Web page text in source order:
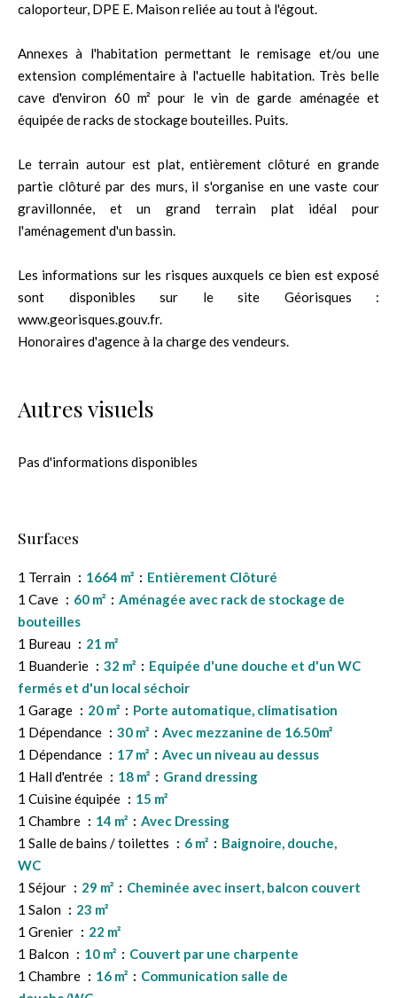
caloporteur, DPE E. Maison reliée au tout à l'égout.
Annexes à l'habitation permettant le remisage et/ou une
extension complémentaire à l'actuelle habitation. Très belle
cave d'environ 60 m² pour le vin de garde aménagée et
équipée de racks de stockage bouteilles. Puits.
Le terrain autour est plat, entièrement clôturé en grande
partie clôturé par des murs, il s'organise en une vaste cour
gravillonnée, et un grand terrain plat idéal pour
l'aménagement d'un bassin.
Les informations sur les risques auxquels ce bien est exposé
sont disponibles sur le site Géorisques :
www.georisques.gouv.fr.
Honoraires d'agence à la charge des vendeurs.
Autres visuels
Pas d'informations disponibles
Surfaces
1 Terrain 1664 m²
Entièrement Clôturé
1 Cave
60 m²
Aménagée avec rack de stockage de
bouteilles
1 Bureau
21 m²
1 Buanderie
32 m²
Equipée d'une douche et d'un WC
fermés et d'un local séchoir
1 Garage
20 m²
Porte automatique, climatisation
1 Dépendance
30 m²
Avec mezzanine de 16.50m²
1 Dépendance
17 m²
Avec un niveau au dessus
1 Hall d'entrée
18 m²
Grand dressing
1 Cuisine équipée
15 m²
1 Chambre
14 m²
Avec Dressing
1 Salle de bains / toilettes
6 m²
Baignoire, douche,
WC
1 Séjour
29 m²
Cheminée avec insert, balcon couvert
1 Salon
23 m²
1 Grenier
22 m²
1 Balcon
10 m²
Couvert par une charpente
1 Chambre
16 m²
Communication salle de